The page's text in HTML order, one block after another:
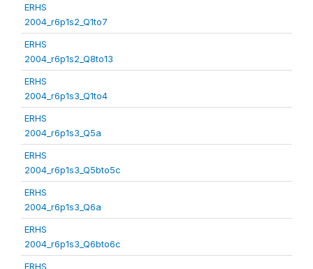
ERHS
2004_r6p1s2_Q1to7
ERHS
2004_r6p1s2_Q8to13
ERHS
2004_r6p1s3_Q1to4
ERHS
2004_r6p1s3_Q5a
ERHS
2004_r6p1s3_Q5bto5c
ERHS
2004_r6p1s3_Q6a
ERHS
2004_r6p1s3_Q6bto6c
ERHS